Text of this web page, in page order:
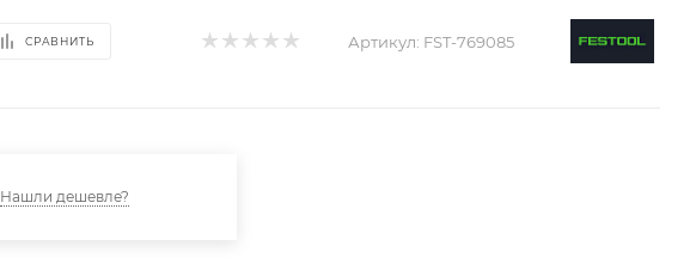
СРАВНИТЬ Артикул: FST-769085
Нашли дешевле?